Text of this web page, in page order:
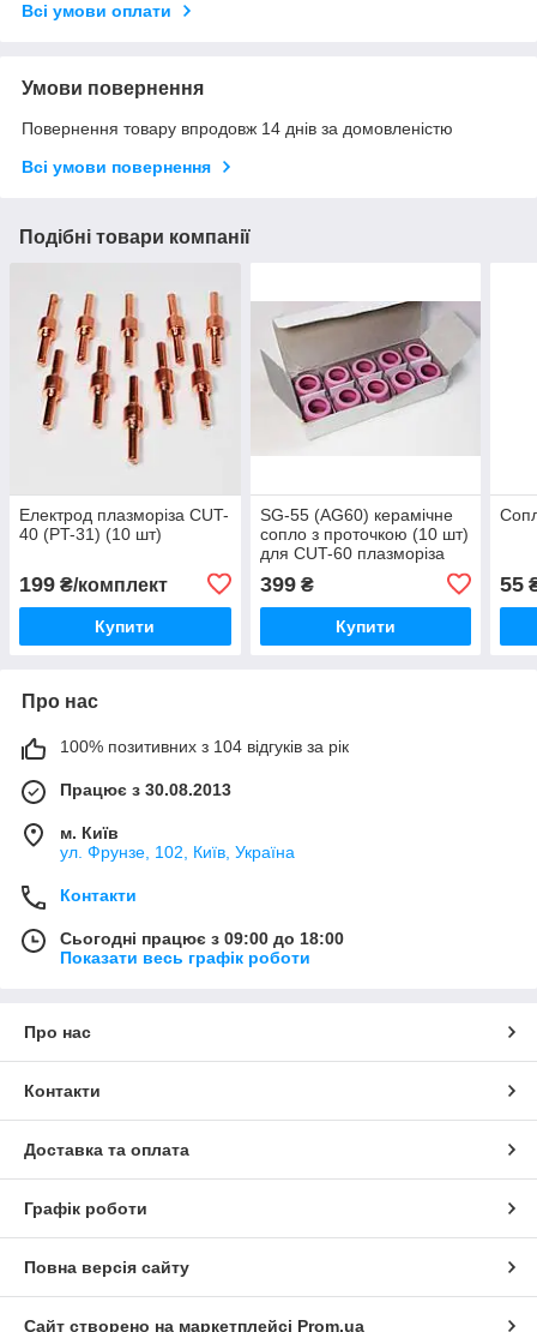
Всі умови оплати
Умови повернення
Повернення товару впродовж 14 днів за домовленістю
Всі умови повернення
Подібні товари компанії
Електрод плазморіза CUT-
40 (PT-31) (10 шт)
199 ₴/комплект
Купити
SG-55 (AG60) керамічне
сопло з проточкою (10 шт)
для CUT-60 плазморіза
399₴
Купити
55
Про нас
100% позитивних з 104 відгуків за рік
Працює з 30.08.2013
м. Київ
ул. Фрунзе, 102, Київ, Україна
Контакти
Сьогодні працює з 09:00 до 18:00
Показати весь графік роботи
Про нас
Контакти
Доставка та оплата
Графік роботи
Повна версія сайту
Сайт створено на маркетплейсі Prom.ua